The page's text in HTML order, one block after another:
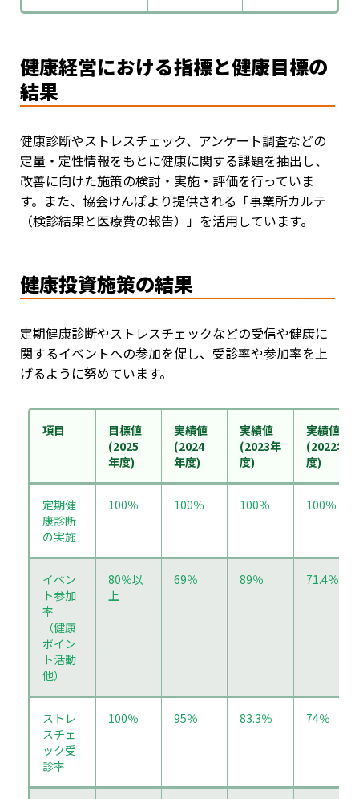
健康経営における指標と健康目標の
結果
健康診断やストレスチェック、アンケート調査などの
定量・定性情報をもとに健康に関する課題を抽出し、
改善に向けた施策の検討・実施・評価を行っていま
す。また、協会けんぽより提供される「事業所カルテ
（検診結果と医療費の報告）」を活用しています。
健康投資施策の結果
定期健康診断やストレスチェックなどの受信や健康に
関するイベントへの参加を促し、受診率や参加率を上
げるように努めています。
項目
目標値
(2025
年度)
実績値
(2024
年度)
実績値
(2023年
度)
実績値
(2022年
度)
定期健
康診断
の実施
100％ 100％ 100％ 100％
イベン
ト参加
率
（健康
ポイン
ト活動
他）
80％以
上
69％ 89％ 71.4％
ストレ
スチェ
ック受
診率
100％ 95％ 83.3％ 74％